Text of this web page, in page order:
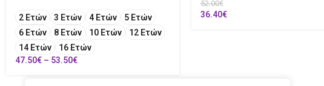
2 Ετών 3 Ετών 4 Ετών
5 Ετών
6 Ετών
8 Ετών 10 Ετών
12 Ετών
14 Ετών
16 Ετών
47.50€ – 53.50€
52.00€
36.40€